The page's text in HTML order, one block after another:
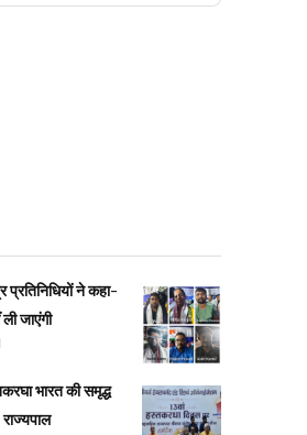
ने कहा-
जाएंगी
भारत की समृद्ध